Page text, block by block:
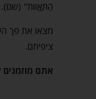
הַתַּאֲוות" (שם).
מצאו את פך
ציפיתם.
אתם